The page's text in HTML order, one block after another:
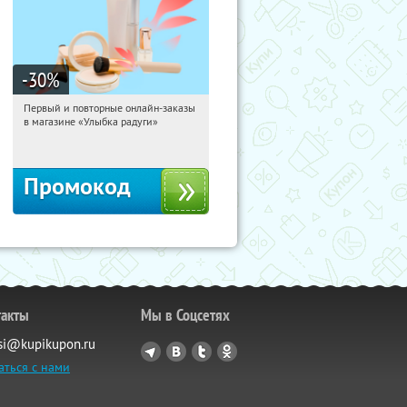
-30%
13:39:33 Получили:2
Первый и повторные онлайн-заказы
в магазине «Улыбка радуги»
Промокод
с нами
Мы в Соцсетях